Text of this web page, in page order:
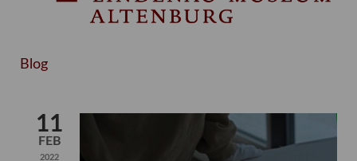
Blog
11
FEB
2022